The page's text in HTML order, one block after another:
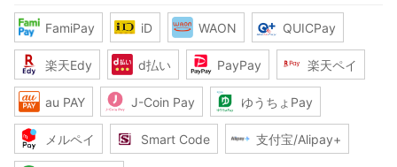
FamiPay iD WAON QUICPay
楽天Edy d払い PayPay 楽天ペイ
au PAY J-Coin Pay ゆうちょPay
メルペイ Smart Code 支付宝/Alipay+